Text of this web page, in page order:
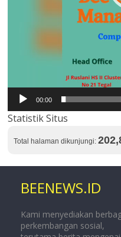
00:00
Statistik Situs
Total halaman dikunjungi:
BEENEWS.ID
Kami menyediakan
perkembangan sosial,